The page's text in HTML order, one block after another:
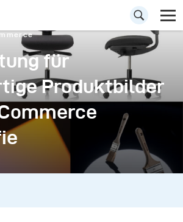
für
Produktbilder